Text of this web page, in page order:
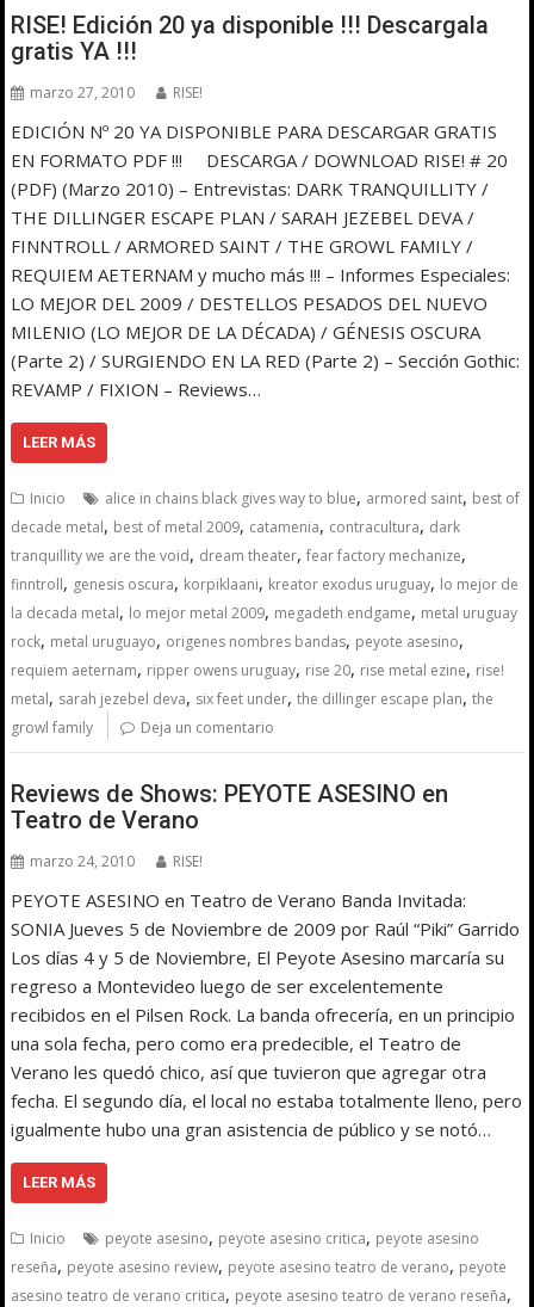
RISE! Edición 20 ya disponible !!! Descargala
gratis YA !!!
marzo 27, 2010 RISE!
EDICIÓN Nº 20 YA DISPONIBLE PARA DESCARGAR GRATIS
EN FORMATO PDF !!! DESCARGA / DOWNLOAD RISE! # 20
(PDF) (Marzo 2010) – Entrevistas: DARK TRANQUILLITY /
THE DILLINGER ESCAPE PLAN / SARAH JEZEBEL DEVA /
FINNTROLL / ARMORED SAINT / THE GROWL FAMILY /
REQUIEM AETERNAM y mucho más !!! – Informes Especiales:
LO MEJOR DEL 2009 / DESTELLOS PESADOS DEL NUEVO
MILENIO (LO MEJOR DE LA DÉCADA) / GÉNESIS OSCURA
(Parte 2) / SURGIENDO EN LA RED (Parte 2) – Sección Gothic:
REVAMP / FIXION – Reviews…
LEER MÁS
Inicio alice in chains black gives way to blue, armored saint, best of
decade metal, best of metal 2009, catamenia, contracultura, dark
tranquillity we are the void, dream theater,fear factory mechanize,
finntroll, genesis oscura, korpiklaani, kreator exodus uruguay, lo mejor de
la decada metal, lo mejor metal 2009, megadeth endgame, metal uruguay
rock, metal uruguayo, origenes nombres bandas, peyote asesino,
requiem aeternam, ripper owens uruguay, rise 20, rise metal ezine, rise!
metal, sarah jezebel deva, six feet under,the dillinger escape plan,the
growl family
Deja un comentario
Reviews de Shows: PEYOTE ASESINO en
Teatro de Verano
marzo 24, 2010 RISE!
PEYOTE ASESINO en Teatro de Verano Banda Invitada:
SONIA Jueves 5 de Noviembre de 2009 por Raúl “Piki” Garrido
Los días 4 y 5 de Noviembre, El Peyote Asesino marcaría su
regreso a Montevideo luego de ser excelentemente
recibidos en el Pilsen Rock. La banda ofrecería, en un principio
una sola fecha, pero como era predecible, el Teatro de
Verano les quedó chico, así que tuvieron que agregar otra
fecha. El segundo día, el local no estaba totalmente lleno, pero
igualmente hubo una gran asistencia de público y se notó…
LEER MÁS
Inicio peyote asesino, peyote asesino critica, peyote asesino
reseña, peyote asesino review, peyote asesino teatro de verano, peyote
asesino teatro de verano critica, peyote asesino teatro de verano reseña,